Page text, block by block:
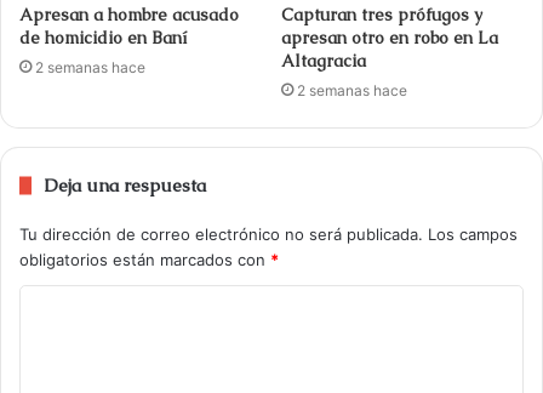
Apresan a hombre acusado
de homicidio en Baní
2 semanas hace
Capturan tres prófugos y
apresan otro en robo en La
Altagracia
2 semanas hace
Deja una respuesta
Tu dirección de correo electrónico no será publicada. Los campos
obligatorios están marcados con *